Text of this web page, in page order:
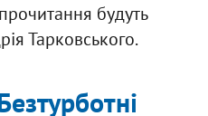
будуть
Тарковського.